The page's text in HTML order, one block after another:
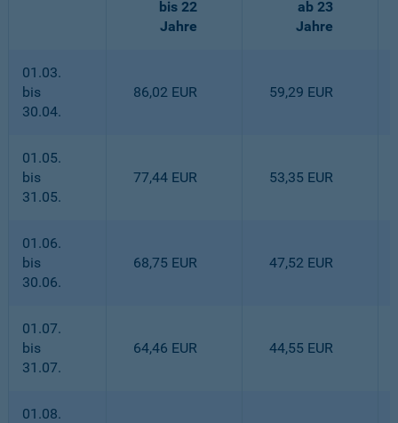
bis 22
Jahre
ab 23
Jahre
01.03.
bis
30.04.
86,02 EUR 59,29 EUR
01.05.
bis
31.05.
77,44 EUR 53,35 EUR
01.06.
bis
30.06.
68,75 EUR 47,52 EUR
01.07.
bis
31.07.
64,46 EUR 44,55 EUR
01.08.